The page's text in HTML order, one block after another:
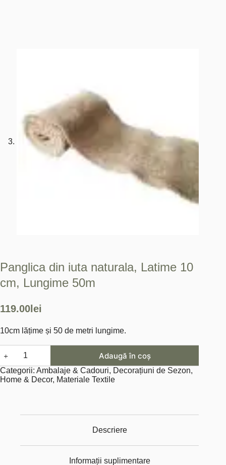
Panglica din iuta naturala, Latime 10
cm, Lungime 50m
119.00 lei
10cm lățime și 50 de metri lungime.
Panglica
din
iuta
naturala,
Adaugă în coș
Categorii: Ambalaje & Cadouri, Decorațiuni de Sezon,
Home & Decor, Materiale Textile
Descriere
Informații suplimentare